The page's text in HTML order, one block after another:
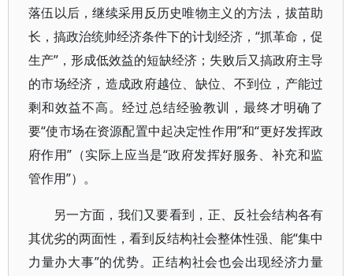
落伍以后，继续采用反历史唯物主义的方法，拔苗助
长，搞政治统帅经济条件下的计划经济，“抓革命，促
生产”，形成低效益的短缺经济；失败后又搞政府主导
的市场经济，造成政府越位、缺位、不到位，产能过
剩和效益不高。经过总结经验教训，最终才明确了
要“使市场在资源配置中起决定性作用”和“更好发挥政
府作用”（实际上应当是“政府发挥好服务、补充和监
管作用”）。
另一方面，我们又要看到，正、反社会结构各有
其优劣的两面性，看到反结构社会整体性强、能“集中
力量办大事”的优势。正结构社会也会出现经济力量